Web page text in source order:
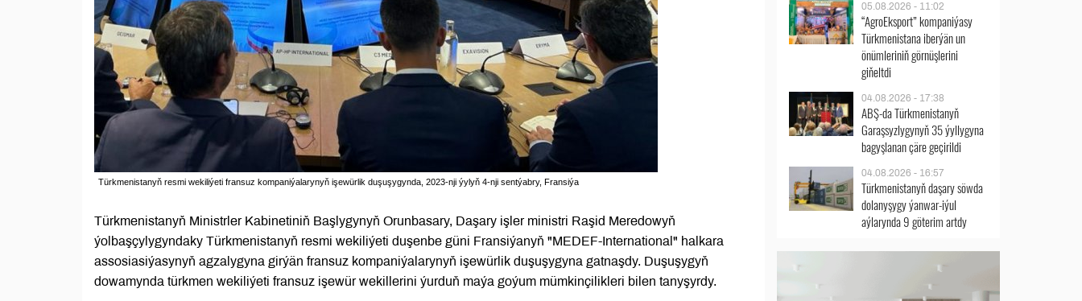
Türkmenistanyň resmi wekiliýeti fransuz kompaniýalarynyň işewürlik duşuşygynda, 2023-nji ýylyň 4-nji sentýabry, Fransiýa
Türkmenistanyň Ministrler Kabinetiniň Başlygynyň Orunbasary, Daşary işler ministri Raşid Meredowyň
ýolbaşçylygyndaky Türkmenistanyň resmi wekiliýeti duşenbe güni Fransiýanyň "MEDEF-International" halkara
assosiasiýasynyň agzalygyna girýän fransuz kompaniýalarynyň işewürlik duşuşygyna gatnaşdy. Duşuşygyň
dowamynda türkmen wekiliýeti fransuz işewür wekillerini ýurduň maýa goýum mümkinçilikleri bilen tanyşyrdy.
05.08.2026 - 11:02
“AgroEksport” kompaniýasy
Türkmenistana iberýän un
önümleriniň görnüşlerini
giňeltdi
04.08.2026 - 17:38
ABŞ-da Türkmenistanyň
Garaşsyzlygynyň 35 ýyllygyna
bagyşlanan çäre geçirildi
04.08.2026 - 16:57
Türkmenistanyň daşary söwda
dolanyşygy ýanwar-iýul
aýlarynda 9 göterim artdy